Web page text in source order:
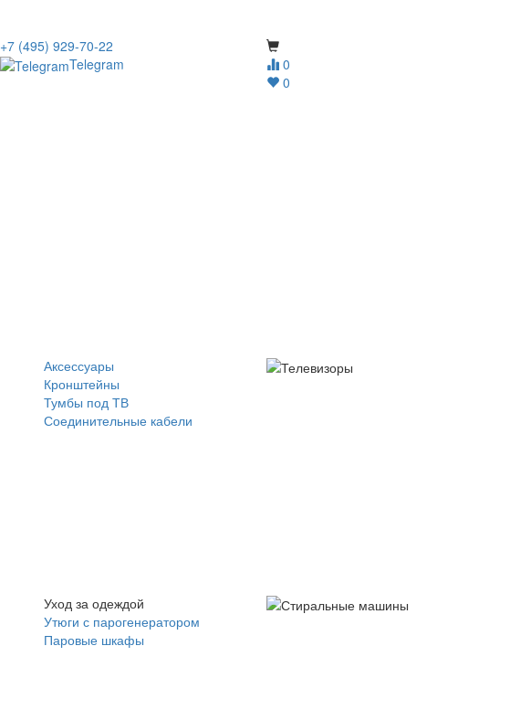
0
0
+7 (495) 929-70-22
Telegram
Аксессуары
Кронштейны
Тумбы под ТВ
Соединительные кабели
Уход за одеждой
Утюги с парогенератором
Паровые шкафы